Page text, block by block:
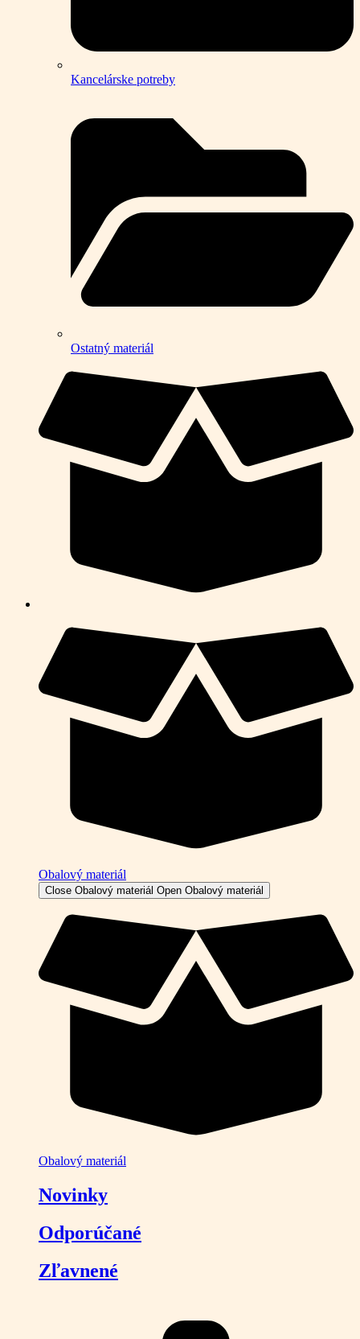
Kancelárske potreby
Ostatný materiál
Obalový materiál
Close Obalový materiál Open Obalový materiál
Obalový materiál
Novinky
Odporúčané
Zľavnené